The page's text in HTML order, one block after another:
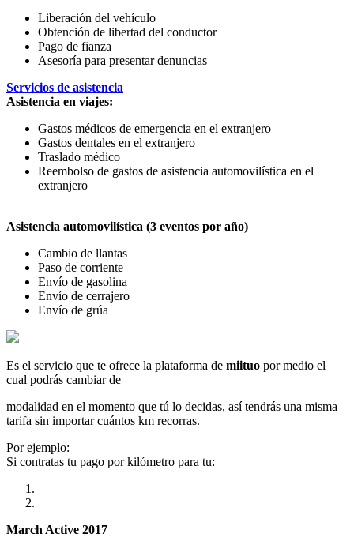
Liberación del vehículo
Obtención de libertad del conductor
Pago de fianza
Asesoría para presentar denuncias
Servicios de asistencia
Asistencia en viajes:
Gastos médicos de emergencia en el extranjero
Gastos dentales en el extranjero
Traslado médico
Reembolso de gastos de asistencia automovilística en el
extranjero
Asistencia automovilística (3 eventos por año)
Cambio de llantas
Paso de corriente
Envío de gasolina
Envío de cerrajero
Envío de grúa
Es el servicio que te ofrece la plataforma de miituo por medio el
cual podrás cambiar de
modalidad en el momento que tú lo decidas, así tendrás una misma
tarifa sin importar cuántos km recorras.
Por ejemplo:
Si contratas tu pago por kilómetro para tu:
March Active 2017